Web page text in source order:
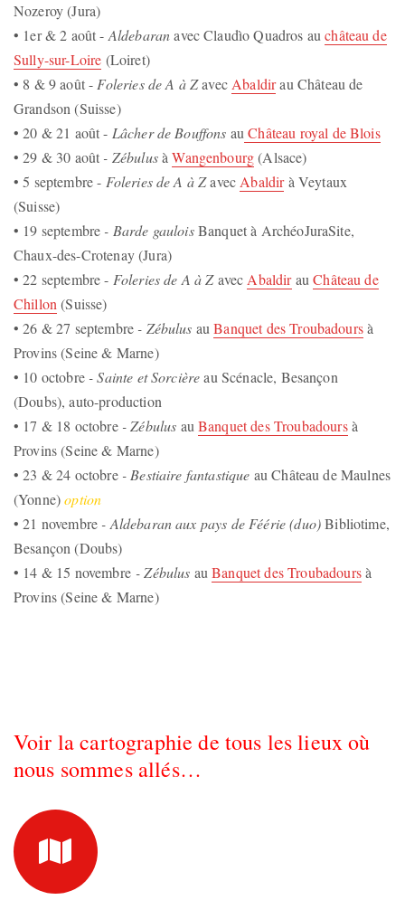
Nozeroy (Jura)
• 1er & 2 août - Aldebaranavec Claudìo Quadros auchâteau de
Sully-sur-Loire (Loiret)
• 8 & 9 août - Foleries de A à Zavec Abaldirau Château de
Grandson (Suisse)
• 20 & 21 août - Lâcher de Bouffons au Château royal de Blois
• 29 & 30 août - ZébulusàWangenbourg(Alsace)
• 5 septembre - Foleries de A à Zavec Abaldirà Veytaux
(Suisse)
• 19 septembre - Barde gauloisBanquet à ArchéoJuraSite,
Chaux-des-Crotenay (Jura)
• 22 septembre - Foleries de A à Zavec AbaldirauChâteau de
Chillon (Suisse)
• 26 & 27 septembre - Zébulus auBanquet des Troubadoursà
Provins (Seine & Marne)
• 10 octobre- Sainte et Sorcièreau Scénacle, Besançon
(Doubs), auto-production
• 17 & 18 octobre- Zébulus au Banquet des Troubadoursà
Provins (Seine & Marne)
• 23 & 24 octobre- Bestiaire fantastique au Château de Maulnes
(Yonne)option
• 21 novembre - Aldebaran aux pays de Féérie (duo)Bibliotime,
Besançon (Doubs)
• 14 & 15 novembre- Zébulus auBanquet des Troubadoursà
Provins (Seine & Marne)
Voir la cartographie de tous les lieux où
nous sommes allés…